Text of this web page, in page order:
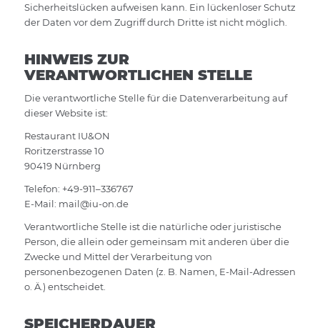
Sicherheitslücken aufweisen kann. Ein lückenloser Schutz
der Daten vor dem Zugriff durch Dritte ist nicht möglich.
HINWEIS ZUR
VERANTWORTLICHEN STELLE
Die verantwortliche Stelle für die Datenverarbeitung auf
dieser Website ist:
Restaurant IU&ON
Roritzerstrasse 10
90419 Nürnberg
Telefon: +49-911–336767
E-Mail: mail@iu-on.de
Verantwortliche Stelle ist die natürliche oder juristische
Person, die allein oder gemeinsam mit anderen über die
Zwecke und Mittel der Verarbeitung von
personenbezogenen Daten (z. B. Namen, E-Mail-Adressen
o. Ä.) entscheidet.
SPEICHERDAUER